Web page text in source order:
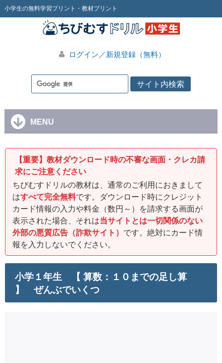
小学生の無料学習プリント・教材プリント
ログイン／新規登録（無料）
MENU
【重要】教材ダウンロード時の不審な画面・クレカ請
求にご注意ください
ちびむすドリルの教材は、通常のご利用におきまして
はすべて完全無料です。ダウンロード時にクレジット
カード情報の入力や料金（数円～）を請求する画面が
表示された場合、それは当サイトとは一切関係のない
外部の悪質広告（詐欺サイト） です。絶対にカード情
報を入力しないでください。
小学１年生 【 算数：１０までの足し算
】 ぜんぶでいくつ